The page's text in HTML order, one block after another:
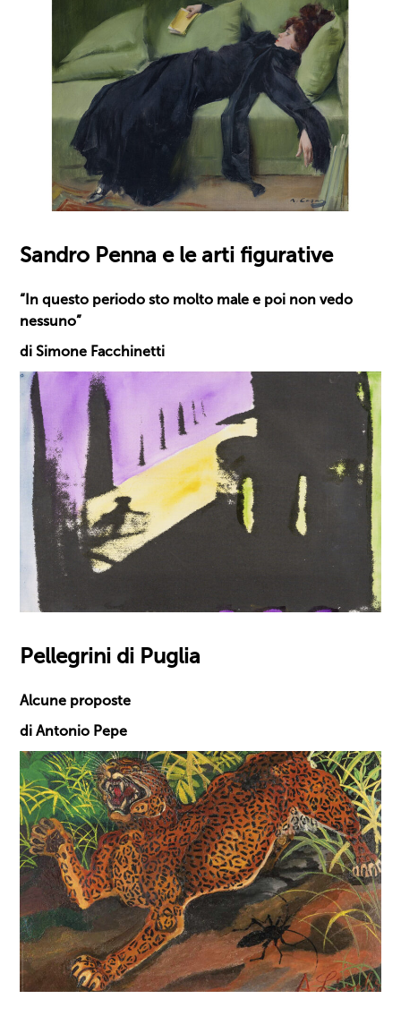
Sandro Penna e le arti figurative
“In questo periodo sto molto male e poi non vedo
nessuno”
di Simone Facchinetti
Pellegrini di Puglia
Alcune proposte
di Antonio Pepe